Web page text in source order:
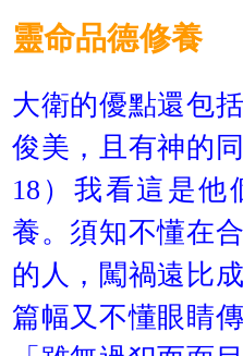
靈命品德修養
大衛的優點還包
俊美，且有神的
18）我看這是他
養。須知不懂在
的人，闖禍遠比
篇幅又不懂眼睛